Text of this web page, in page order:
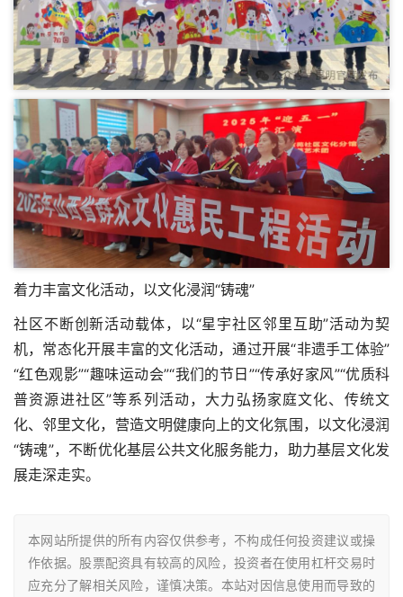
着力丰富文化活动，以文化浸润“铸魂”
社区不断创新活动载体，以“星宇社区邻里互助”活动为契
机，常态化开展丰富的文化活动，通过开展“非遗手工体验”
“红色观影”“趣味运动会”“我们的节日”“传承好家风”“优质科
普资源进社区”等系列活动，大力弘扬家庭文化、传统文
化、邻里文化，营造文明健康向上的文化氛围，以文化浸润
“铸魂”，不断优化基层公共文化服务能力，助力基层文化发
展走深走实。
本网站所提供的所有内容仅供参考，不构成任何投资建议或操
作依据。股票配资具有较高的风险，投资者在使用杠杆交易时
应充分了解相关风险，谨慎决策。本站对因信息使用而导致的